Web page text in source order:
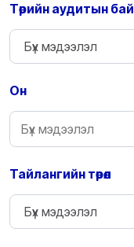
Төрийн аудитын
Он
Тайлангийн төрөл